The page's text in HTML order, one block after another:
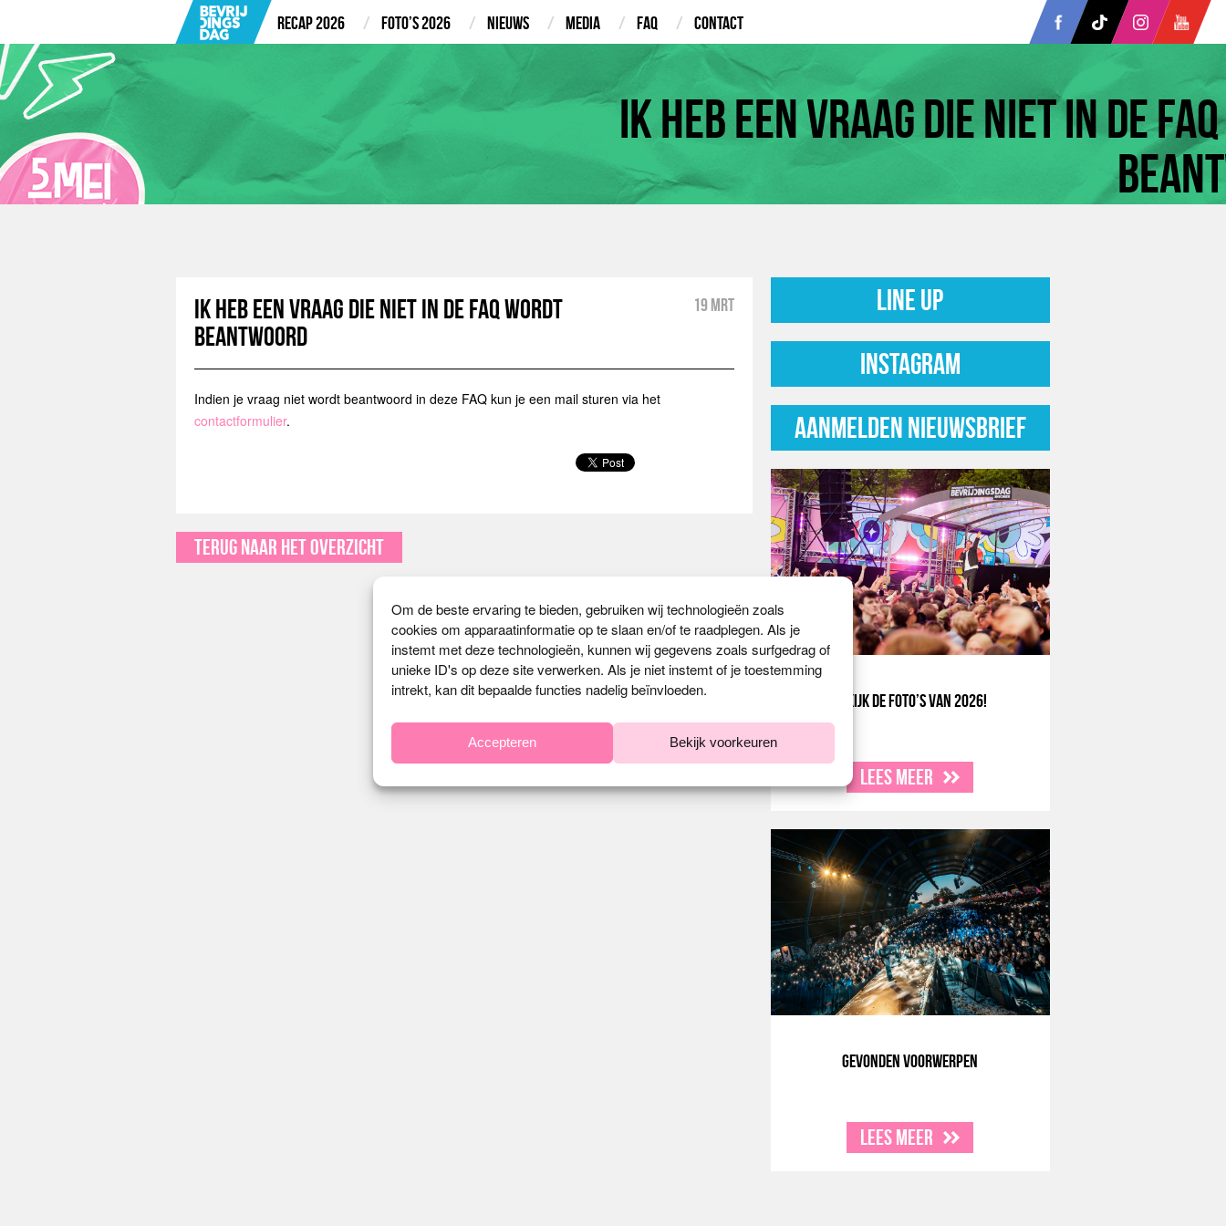
Om de beste ervaring te bieden, gebruiken wij technologieën zoals
cookies om apparaatinformatie op te slaan en/of te raadplegen. Als je
instemt met deze technologieën, kunnen wij gegevens zoals surfgedrag of
unieke ID's op deze site verwerken. Als je niet instemt of je toestemming
intrekt, kan dit bepaalde functies nadelig beïnvloeden.
Accepteren Bekijk voorkeuren
Recap 2026 Foto’s 2026 Nieuws Media FAQ Contact
Ik heb een vraag die niet in de
Ik heb een vraag die niet in de FAQ wordt
beantwoord
19 mrt
Indien je vraag niet wordt beantwoord in deze FAQ kun je een mail sturen via het
contactformulier.
Terug naar het overzicht
Line up
Instagram
AANMELDEN NIEUWSBRIEF
Bekijk de foto’s van 2026!
Lees meer
Gevonden voorwerpen
Lees meer